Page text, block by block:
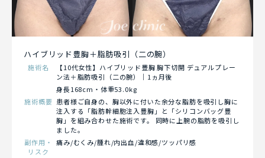
ハイブリッド豊胸＋脂肪吸引（二の腕）
施術名
【10代女性】ハイブリッド豊胸 胸下切開 デュアルプレー
ン法＋脂肪吸引（二の腕）｜1ヵ月後
身長168cm・体重53.0kg
施術概要 患者様ご自身の、胸以外に付いた余分な脂肪を吸引し胸に
注入する「脂肪幹細胞注入豊胸」と「シリコンバッグ豊
胸」を組み合わせた施術です。 同時に上腕の脂肪を吸引し
ました。
副作用・
リスク
痛み/むくみ/腫れ/内出血/違和感/ツッパリ感